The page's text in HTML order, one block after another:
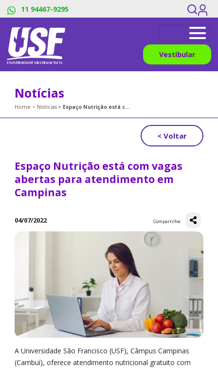
11 94467-9295
Vestibular
Notícias
Home Notícias Espaço Nutrição está com vagas abertas para atendimento em Campinas
< Voltar
Espaço Nutrição está com vagas
abertas para atendimento em
Campinas
04/07/2022 Compartilhe:
A Universidade São Francisco (USF), Câmpus Campinas
(Cambuí), oferece atendimento nutricional gratuito com